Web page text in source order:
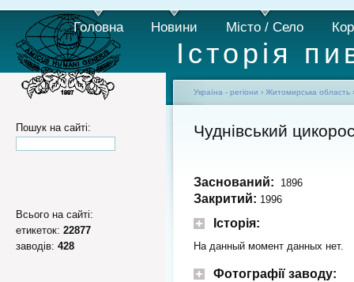
Історія
Головна Новини Місто / Село
Пошук на сайті:
Всього на сайті:
етикеток: 22877
заводів: 428
Україна - регіони › Житомирська область
Чуднівський
Заснований: 1896
Закритий: 1996
Історія:
На данный момент данных нет.
Фотографії заводу: